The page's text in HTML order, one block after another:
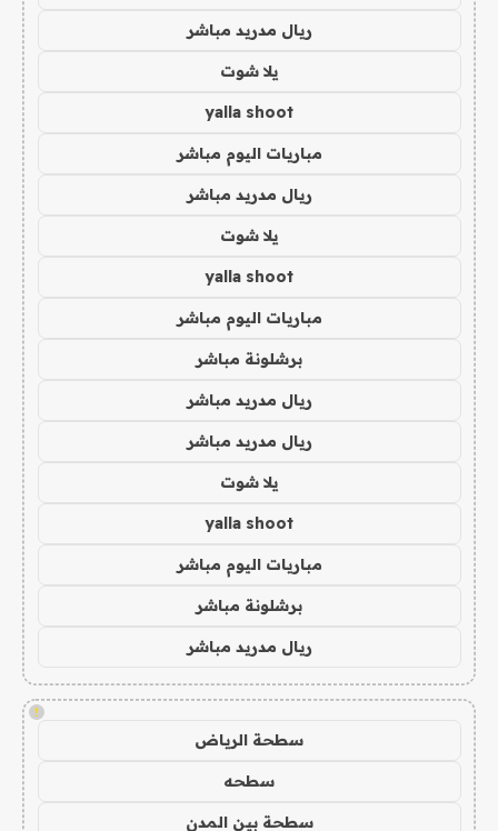
ريال مدريد مباشر
يلا شوت
yalla shoot
مباريات اليوم مباشر
ريال مدريد مباشر
يلا شوت
yalla shoot
مباريات اليوم مباشر
برشلونة مباشر
ريال مدريد مباشر
ريال مدريد مباشر
يلا شوت
yalla shoot
مباريات اليوم مباشر
برشلونة مباشر
ريال مدريد مباشر
!
سطحة الرياض
سطحه
سطحة بين المدن